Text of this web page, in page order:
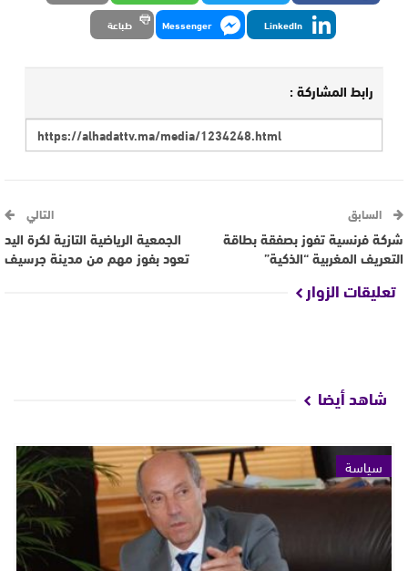
LinkedIn
Messenger طباعة
رابط المشاركة :
السابق
شركة فرنسية تفوز بصفقة بطاقة
التعريف المغربية “الذكية”
التالي
الجمعية الرياضية التازية لكرة اليد
تعود بفوز مهم من مدينة جرسيف
تعليقات الزوار
شاهد أيضا
سياسة